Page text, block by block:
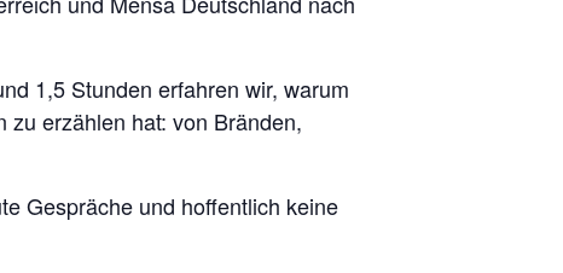
1,5 Stunden erfahren wir, warum
erzählen hat: von Bränden,
Gespräche und hoffentlich keine